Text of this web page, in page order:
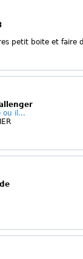
petit boite et faire
ou il...